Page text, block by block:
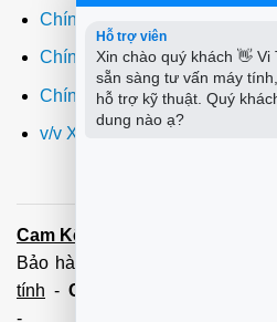
Chính sách giao hàng
Chính sách đổi trả
Chính sách bảo hành
v/v Xuất hóa đơn đỏ VAT
Cam Kết:
Bảo hành tận tâm - Xuất hóa
tính - Cài Win Tận Nơi
Hỗ trợ viên
Xin chào quý khách 👋
sẵn sàng tư vấn máy
hỗ trợ kỹ thuật. Quý
dung nào ạ?